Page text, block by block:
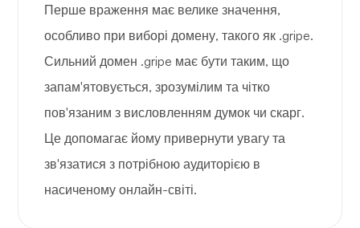
Перше враження має велике значення,
особливо при виборі домену, такого як .gripe.
Сильний домен .gripe має бути таким, що
запам'ятовується, зрозумілим та чітко
пов'язаним з висловленням думок чи скарг.
Це допомагає йому привернути увагу та
зв'язатися з потрібною аудиторією в
насиченому онлайн-світі.